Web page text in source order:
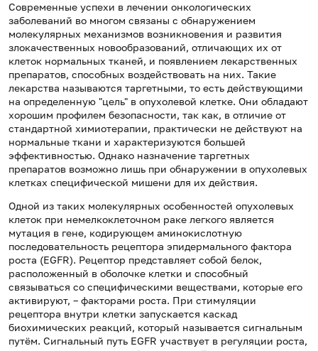
Современные успехи в лечении онкологических
заболеваний во многом связаны с обнаружением
молекулярных механизмов возникновения и развития
злокачественных новообразований, отличающих их от
клеток нормальных тканей, и появлением лекарственных
препаратов, способных воздействовать на них. Такие
лекарства называются таргетными, то есть действующими
на определенную "цель" в опухолевой клетке. Они обладают
хорошим профилем безопасности, так как, в отличие от
стандартной химиотерапии, практически не действуют на
нормальные ткани и характеризуются большей
эффективностью. Однако назначение таргетных
препаратов возможно лишь при обнаружении в опухолевых
клетках специфической мишени для их действия.
Одной из таких молекулярных особенностей опухолевых
клеток при немелкоклеточном раке легкого является
мутация в гене, кодирующем аминокислотную
последовательность рецептора эпидермального фактора
роста (EGFR). Рецептор представляет собой белок,
расположенный в оболочке клетки и способный
связываться со специфическими веществами, которые его
активируют, – факторами роста. При стимуляции
рецептора внутри клетки запускается каскад
биохимических реакций, который называется сигнальным
путём. Сигнальный путь EGFR участвует в регуляции роста,